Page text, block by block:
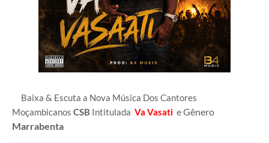
Baixa & Escuta a Nova Música Dos Cantores
Moçambicanos CSB Intitulada Va Vasati e Gênero
Marrabenta